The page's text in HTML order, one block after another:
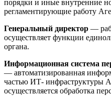
порядки и иные внутренние
регламентирующие работу
Генеральный директор —
осуществляет функции
органа.
Информационная система
— автоматизированная
частью ИТ- инфраструктуры
осуществляется обработка